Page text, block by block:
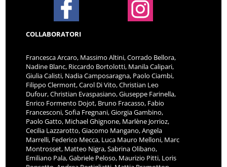
COLLABORATORI
Francesca Arcaro, Massimo Altini, Corrado Bellora,
Nadine Blanc, Riccardo Bortolotti, Manila Calipari,
Giulia Calisti, Nadia Camposaragna, Paolo Ciambi,
Filippo Clermont, Carol Di Vito, Christian Leo
Dufour, Christian Evaspasiano, Giuseppe Farinella,
Enrico Formento Dojot, Bruno Fracasso, Fabio
Francesconi, Sofia Fregnani, Giorgia Gambino,
Paolo Gatto, Michael Ghignone, Marlène Jorrioz,
Cecilia Lazzarotto, Giacomo Mangano, Angela
Marrelli, Federico Mecca, Luca Mauro Melloni, Marc
Montrosset, Matteo Nigra, Sabrina Olibano,
Emiliano Pala, Gabriele Peloso, Maurizio Pitti, Loris